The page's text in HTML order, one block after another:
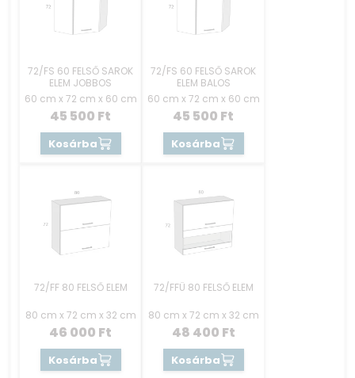
72/FS 60 FELSŐ SAROK
ELEM JOBBOS
60 cm x 72 cm x 60 cm
45 500 Ft
Kosárba
72/FS 60 FELSŐ SAROK
ELEM BALOS
60 cm x 72 cm x 60 cm
45 500 Ft
Kosárba
72/FF 80 FELSŐ ELEM
80 cm x 72 cm x 32 cm
46 000 Ft
Kosárba
72/FFÜ 80 FELSŐ ELEM
80 cm x 72 cm x 32 cm
48 400 Ft
Kosárba